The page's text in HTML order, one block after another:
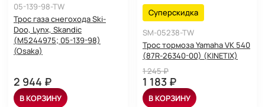
05-139-98-TW
Трос газа снегохода Ski-
Doo, Lynx, Skandic
(M5244975; 05-139-98)
(Osaka)
2 944 ₽
В КОРЗИНУ
Суперскидка
SM-05238-TW
Трос тормоза Yamaha VK 540
(87R-26340-00) (KINETIX)
1 245 ₽
1 183 ₽
В КОРЗИНУ